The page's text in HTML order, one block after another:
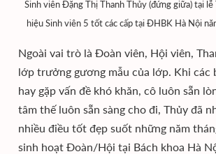
Sinh viên Đặng Thị Thanh Thủy (đứng giữa) tại
hiệu Sinh viên 5 tốt các cấp tại ĐHBK Hà Nội
Ngoài vai trò là Đoàn viên, Hội viên,
lớp trưởng gương mẫu của lớp. Khi các
hay gặp vấn đề khó khăn, cô luôn sẵn
tâm thế luôn sẵn sàng cho đi, Thủy đã
nhiều điều tốt đẹp suốt những năm
sinh hoạt Đoàn/Hội tại Bách khoa Hà